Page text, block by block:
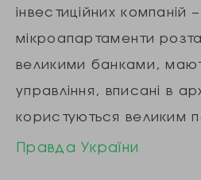
інвестиційних компаній –
мікроапартаменти
великими банками,
управління, вписані в
користуються великим
Правда України